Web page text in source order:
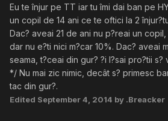
Eu te înjur pe TT iar tu îmi dai ban pe
un copil de 14 ani ce te oftici la 2
Dac? aveai 21 de ani nu p?reai un
dar nu e?ti nici m?car 10%. Dac? aveai
seama, t?ceai din gur? ?i l?sai pro?tii s?
*/ Nu mai zic nimic, decât s? primesc
tac din gur?.
Edited September 4, 2014 by .Breacker